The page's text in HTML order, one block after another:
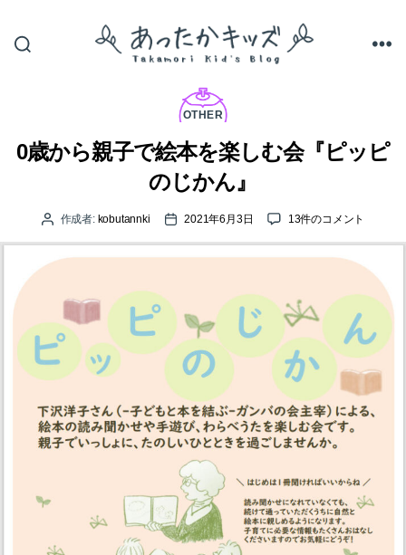
っ
た
か
ッ
カ
テ
リ
ー
OTHER
0歳から親子で絵本を楽しむ会『ピッピ
のじかん』
投 作成者: kobutannki
投 2021年6月3日
0
子
で
絵
本
を
楽
し
む
会
『ピ
ピ
じ
か
ん』
13件のコメント